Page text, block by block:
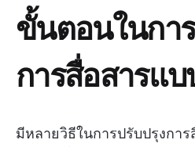
ขั้นตอนในกา
การสื่อสารแ
มีหลายวิธีในการปรับปรุงกา